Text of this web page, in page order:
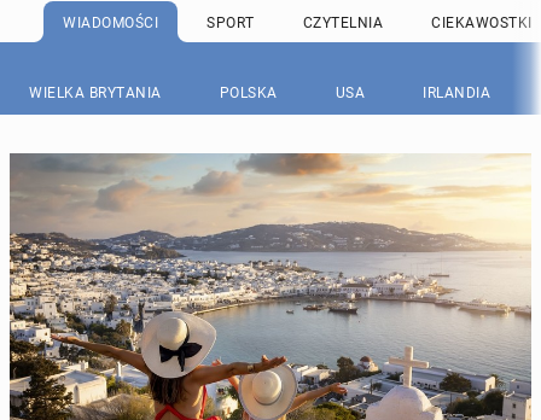
WIADOMOŚCI SPORT CZYTELNIA CIEKAWOSTKI
WIELKA BRYTANIA POLSKA USA IRLANDIA